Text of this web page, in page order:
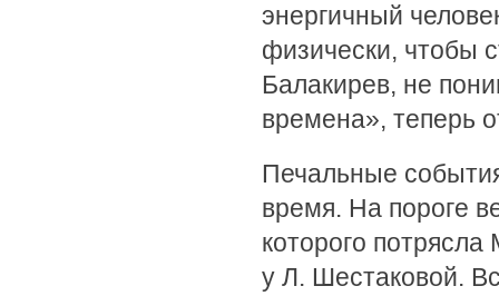
энергичный
физически, чтобы
Балакирев, не
времена», теперь
Печальные
время. На пороге
которого
у Л. Шестаковой.